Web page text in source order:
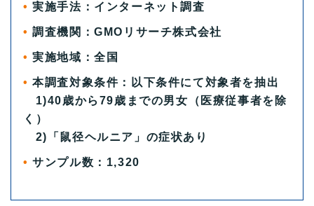
実施手法：インターネット調査
調査機関：GMOリサーチ株式会社
実施地域：全国
本調査対象条件：以下条件にて対象者を抽出
1)40歳から79歳までの男女（医療従事者を除
く）
2)「鼠径ヘルニア」の症状あり
サンプル数：1,320